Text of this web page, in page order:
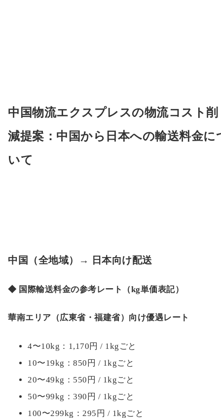
中国物流エクスプレスの物流コスト削
減提案：中国から日本への輸送料金に
いて
中国（全地域）→ 日本向け配送
◆ 国際輸送料金の参考レート（kg単価表記）
華南エリア（広東省・福建省）向け優遇レート
4〜10kg：1,170円 / 1kgごと
10〜19kg：850円 / 1kgごと
20〜49kg：550円 / 1kgごと
50〜99kg：390円 / 1kgごと
100〜299kg：295円 / 1kgごと